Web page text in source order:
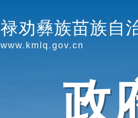
禄劝彝族苗族自
www.kmlq.gov.cn
政